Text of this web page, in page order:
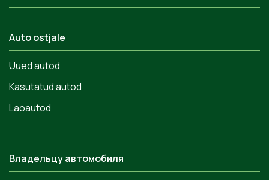
Auto ostjale
Uued autod
Kasutatud autod
Laoautod
Владельцу автомобиля